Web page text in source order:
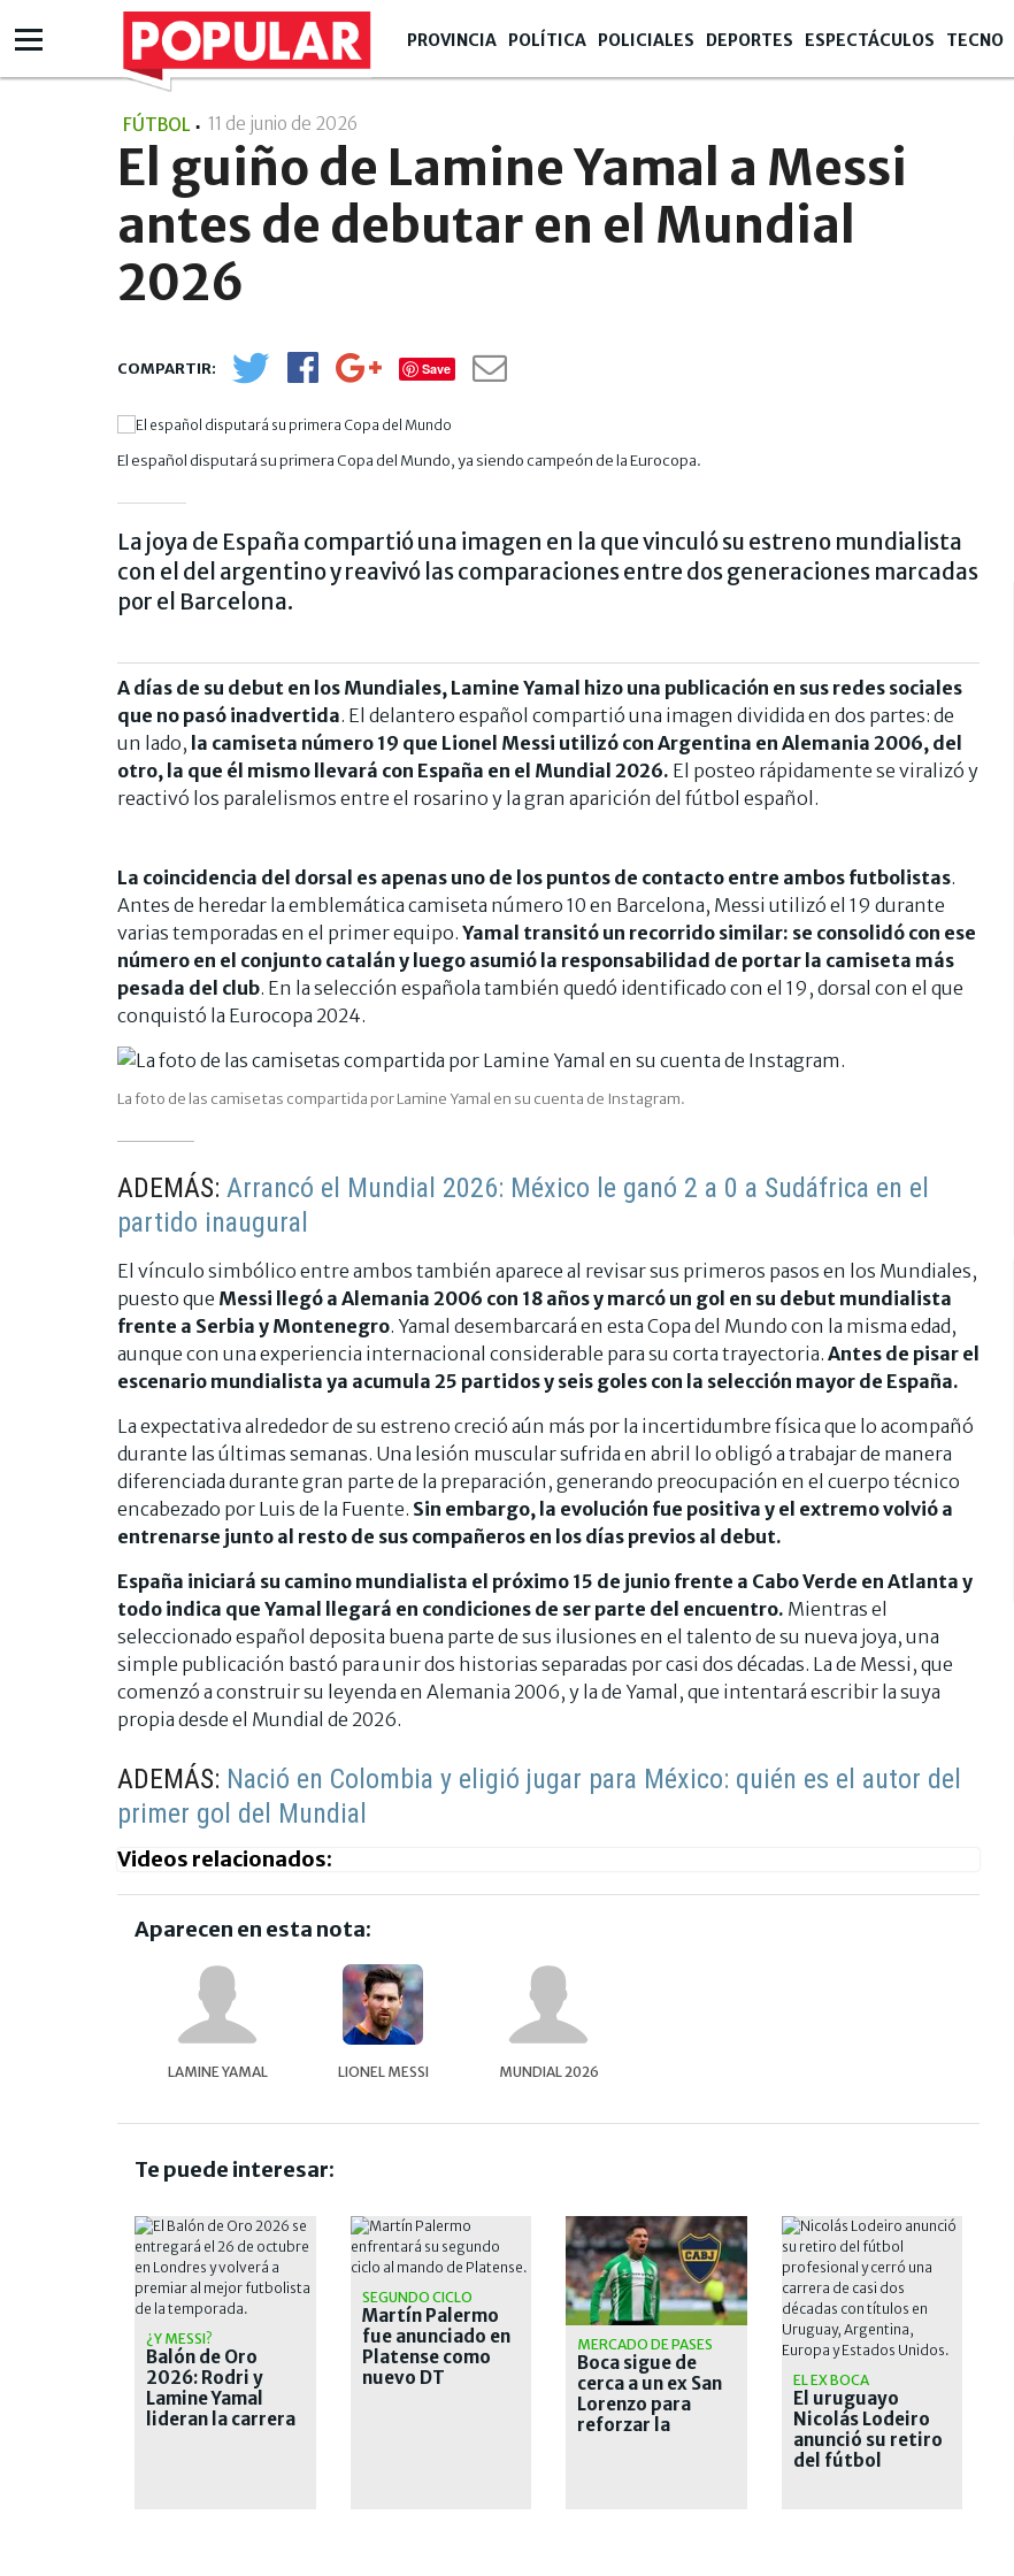
PROVINCIA POLÍTICA POLICIALES DEPORTES ESPECTÁCULOS TECNO
FÚTBOL 11 de junio de 2026
El guiño de Lamine Yamal a Messi
antes de debutar en el Mundial
2026
Save
El español disputará su primera Copa del Mundo, ya siendo campeón de la Eurocopa.
La joya de España compartió una imagen en la que vinculó su estreno mundialista
con el del argentino y reavivó las comparaciones entre dos generaciones marcadas
por el Barcelona.
A días de su debut en los Mundiales, Lamine Yamal hizo una publicación en sus redes sociales
que no pasó inadvertida. El delantero español compartió una imagen dividida en dos partes: de
un lado, la camiseta número 19 que Lionel Messi utilizó con Argentina en Alemania 2006, del
otro, la que él mismo llevará con España en el Mundial 2026. El posteo rápidamente se viralizó y
reactivó los paralelismos entre el rosarino y la gran aparición del fútbol español.
La coincidencia del dorsal es apenas uno de los puntos de contacto entre ambos futbolistas.
Antes de heredar la emblemática camiseta número 10 en Barcelona, Messi utilizó el 19 durante
varias temporadas en el primer equipo. Yamal transitó un recorrido similar: se consolidó con ese
número en el conjunto catalán y luego asumió la responsabilidad de portar la camiseta más
pesada del club. En la selección española también quedó identificado con el 19, dorsal con el que
conquistó la Eurocopa 2024.
La foto de las camisetas compartida por Lamine Yamal en su cuenta de Instagram.
ADEMÁS: Arrancó el Mundial 2026: México le ganó 2 a 0 a Sudáfrica en el
partido inaugural
El vínculo simbólico entre ambos también aparece al revisar sus primeros pasos en los Mundiales,
puesto que Messi llegó a Alemania 2006 con 18 años y marcó un gol en su debut mundialista
frente a Serbia y Montenegro. Yamal desembarcará en esta Copa del Mundo con la misma edad,
aunque con una experiencia internacional considerable para su corta trayectoria. Antes de pisar el
escenario mundialista ya acumula 25 partidos y seis goles con la selección mayor de España.
La expectativa alrededor de su estreno creció aún más por la incertidumbre física que lo acompañó
durante las últimas semanas. Una lesión muscular sufrida en abril lo obligó a trabajar de manera
diferenciada durante gran parte de la preparación, generando preocupación en el cuerpo técnico
encabezado por Luis de la Fuente. Sin embargo, la evolución fue positiva y el extremo volvió a
entrenarse junto al resto de sus compañeros en los días previos al debut.
España iniciará su camino mundialista el próximo 15 de junio frente a Cabo Verde en Atlanta y
todo indica que Yamal llegará en condiciones de ser parte del encuentro. Mientras el
seleccionado español deposita buena parte de sus ilusiones en el talento de su nueva joya, una
simple publicación bastó para unir dos historias separadas por casi dos décadas. La de Messi, que
comenzó a construir su leyenda en Alemania 2006, y la de Yamal, que intentará escribir la suya
propia desde el Mundial de 2026.
ADEMÁS: Nació en Colombia y eligió jugar para México: quién es el autor del
primer gol del Mundial
Videos relacionados:
Aparecen en esta nota:
LAMINE YAMAL LIONEL MESSI MUNDIAL 2026
Te puede interesar:
¿Y MESSI?
Balón de Oro
2026: Rodri y
Lamine Yamal
lideran la carrera
SEGUNDO CICLO
Martín Palermo
fue anunciado en
Platense como
nuevo DT
MERCADO DE PASES
Boca sigue de
cerca a un ex San
Lorenzo para
reforzar la
EL EX BOCA
El uruguayo
Nicolás Lodeiro
anunció su retiro
del fútbol